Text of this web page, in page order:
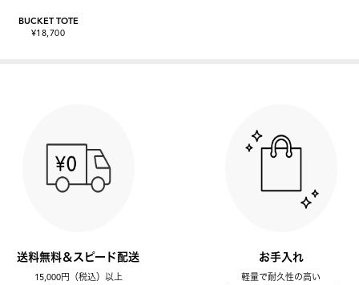
BUCKET TOTE
¥18,700
送料無料＆スピード配送
15,000円（税込）以上
お手入れ
軽量で耐久性の高い